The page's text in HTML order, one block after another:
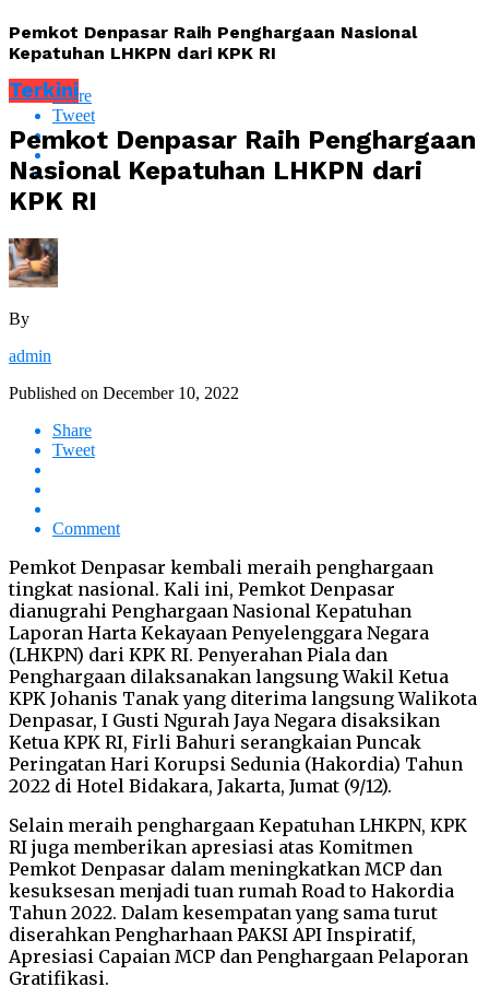
Pemkot Denpasar Raih Penghargaan Nasional
Kepatuhan LHKPN dari KPK RI
Share
Tweet
Terkini
Pemkot Denpasar Raih Penghargaan
Nasional Kepatuhan LHKPN dari
KPK RI
By
admin
Published on December 10, 2022
Share
Tweet
Comment
Pemkot Denpasar kembali meraih penghargaan
tingkat nasional. Kali ini, Pemkot Denpasar
dianugrahi Penghargaan Nasional Kepatuhan
Laporan Harta Kekayaan Penyelenggara Negara
(LHKPN) dari KPK RI. Penyerahan Piala dan
Penghargaan dilaksanakan langsung Wakil Ketua
KPK Johanis Tanak yang diterima langsung Walikota
Denpasar, I Gusti Ngurah Jaya Negara disaksikan
Ketua KPK RI, Firli Bahuri serangkaian Puncak
Peringatan Hari Korupsi Sedunia (Hakordia) Tahun
2022 di Hotel Bidakara, Jakarta, Jumat (9/12).
Selain meraih penghargaan Kepatuhan LHKPN, KPK
RI juga memberikan apresiasi atas Komitmen
Pemkot Denpasar dalam meningkatkan MCP dan
kesuksesan menjadi tuan rumah Road to Hakordia
Tahun 2022. Dalam kesempatan yang sama turut
diserahkan Pengharhaan PAKSI API Inspiratif,
Apresiasi Capaian MCP dan Penghargaan Pelaporan
Gratifikasi.